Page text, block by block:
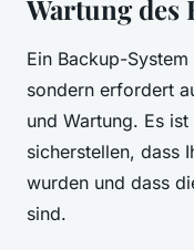
Wartung des
Ein Backup-
sondern erfordert
und Wartung. Es
sicherstellen, dass
wurden und dass
sind.